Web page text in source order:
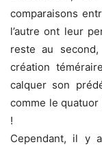
comparaisons
l’autre ont leur
reste au second,
création
calquer son
comme le
!
Cependant, il y